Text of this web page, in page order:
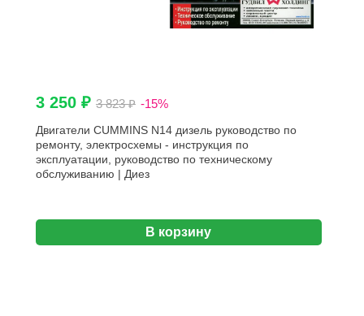
3 250 ₽ 3 823 ₽ -15%
Двигатели CUMMINS N14 дизель руководство по
ремонту, электросхемы - инструкция по
эксплуатации, руководство по техническому
обслуживанию | Диез
В корзину